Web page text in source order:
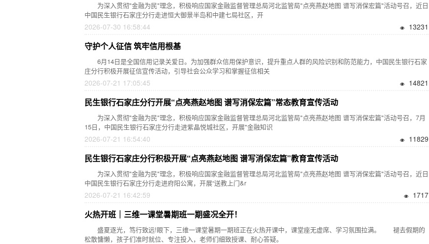
为深入贯彻"金融为民"理念，积极响应国家金融监督管理总局河北监管局"点亮燕赵地图 谱写消保宏篇"活动号召，近日
中国民生银行石家庄分行走进恒大御景半岛和中建七局社区，开
2026-07-30 16:58:44 13231
守护个人征信 筑牢信用根基
6月14日是全国信用记录关爱日。为加强群众信用保护意识，提升重点人群的风险识别和防范能力，中国民生银行石家
庄分行积极开展征信宣传活动，引导社会公众学习和掌握征信相关
2026-07-21 17:05:45 14821
民生银行石家庄分行开展“点亮燕赵地图 谱写消保宏篇”常态教育宣传活动
为深入贯彻"金融为民"理念，积极响应国家金融监督管理总局河北监管局"点亮燕赵地图 谱写消保宏篇"活动号召，7月
15日，中国民生银行石家庄分行走进紫晶悦城社区，开展"金融知识
2026-07-21 16:54:40 11829
民生银行石家庄分行积极开展“点亮燕赵地图 谱写消保宏篇”教育宣传活动
为深入贯彻"金融为民"理念，积极响应国家金融监督管理总局河北监管局"点亮燕赵地图 谱写消保宏篇"活动号召，近日
中国民生银行石家庄分行走进府阳公寓，开展“送教上门&r
2026-07-21 16:42:59 1717
火热开班｜三维一课堂暑期班一期盛况全开！
盛夏逐光，笃行致远!眼下，三维一课堂暑期一期班正在火热开课中，课堂座无虚席、学习氛围拉满。 褪去假期的
松散慵懒，孩子们准时就位、专注投入，老师们细致授课、耐心答疑。